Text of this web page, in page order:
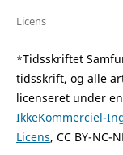
Licens
*Tidsskriftet
tidsskrift, og alle
licenseret under en
IkkeKommerciel-
Licens, CC BY-NC-